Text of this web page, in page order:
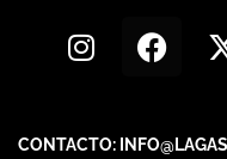
CONTACTO: